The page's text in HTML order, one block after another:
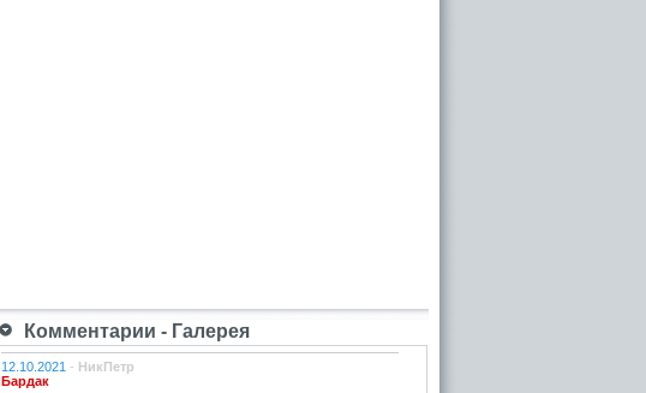
Комментарии - Галерея
12.10.2021 - НикПетр
Бардак